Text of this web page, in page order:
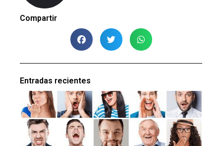
Compartir
Entradas recientes